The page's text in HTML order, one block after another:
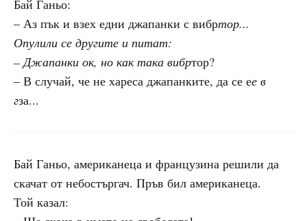
Бай Ганьо:
– Аз пък и взех едни джапанки с вибртор...
Опулили се другите и питат:
– Джапанки ок, но как така вибртор?
– В случай, че не хареса джапанките, да се ее в
гза...
Бай Ганьо, американеца и французина решили да
скачат от небостъргач. Пръв бил американеца.
Той казал: